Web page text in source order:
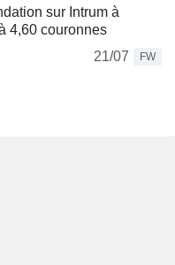
sur Intrum à
4,60 couronnes
21/07
FW